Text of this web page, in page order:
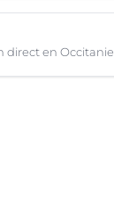
direct en Occitanie